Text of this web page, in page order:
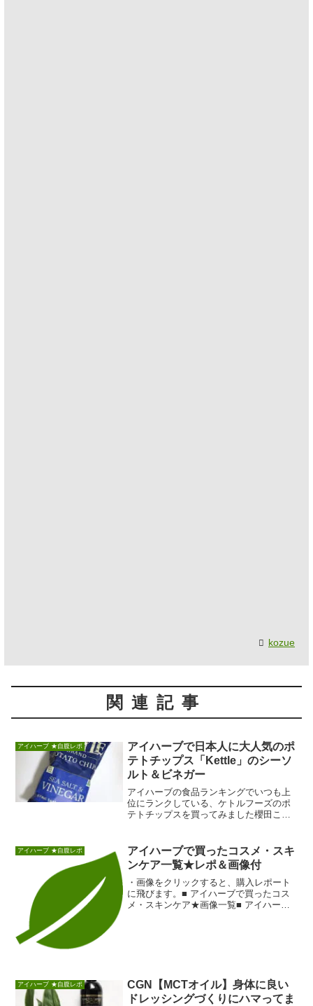
kozue
関連記事
アイハーブ ★自腹レポ
アイハーブで日本人に大人気のポ
テトチップス「Kettle」のシーソ
ルト＆ビネガー
アイハーブの食品ランキングでいつも上
位にランクしている、ケトルフーズのポ
テトチップスを買ってみました櫻田こず
アイハーブ ★自腹レポ
アイハーブで買ったコスメ・スキ
ンケア一覧★レポ＆画像付
・画像をクリックすると、購入レポート
に飛びます。■ アイハーブで買ったコス
メ・スキンケア★画像一覧■ アイハーブ
アイハーブ ★自腹レポ
CGN【MCTオイル】身体に良い
ドレッシングづくりにハマってま